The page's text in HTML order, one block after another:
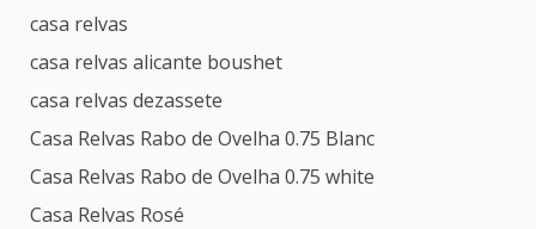
casa relvas
casa relvas alicante boushet
casa relvas dezassete
Casa Relvas Rabo de Ovelha 0.75 Blanc
Casa Relvas Rabo de Ovelha 0.75 white
Casa Relvas Rosé